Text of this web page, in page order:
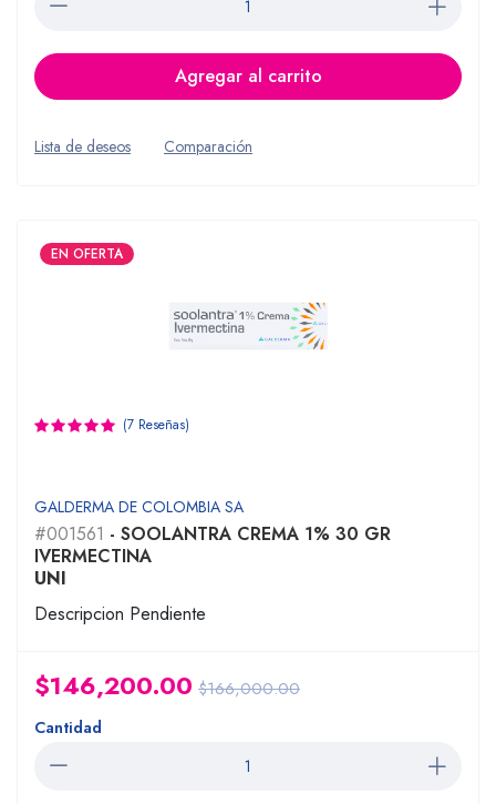
Agregar al carrito
Lista de deseos Comparación
EN OFERTA
(7 Reseñas)
GALDERMA DE COLOMBIA SA
#001561 - SOOLANTRA CREMA 1% 30 GR
IVERMECTINA
UNI
Descripcion Pendiente
$146,200.00 $166,000.00
Cantidad